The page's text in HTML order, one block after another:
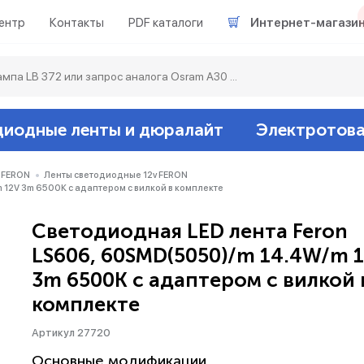
Контакты PDF каталоги Интернет-магазин
ленты и дюралайт
Аксессуары
Эпра (балласты)
Ленты светодиодные 12v FERON
3m 6500К с адаптером с вилкой в комплекте
Светодиодная LED лента Feron
LS606, 60SMD(5050)/m 14.4W/m
3m 6500К с адаптером с вилкой
комплекте
Артикул 27720